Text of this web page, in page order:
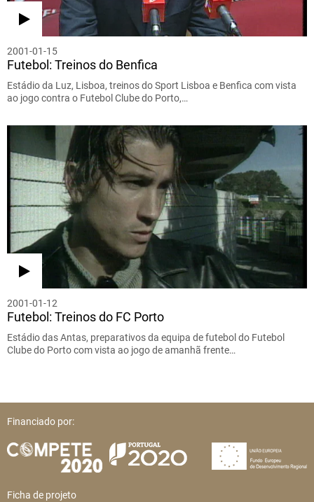
2001-01-15
Futebol: Treinos do Benfica
Estádio da Luz, Lisboa, treinos do Sport Lisboa e Benfica com vista
ao jogo contra o Futebol Clube do Porto,…
2001-01-12
Futebol: Treinos do FC Porto
Estádio das Antas, preparativos da equipa de futebol do Futebol
Clube do Porto com vista ao jogo de amanhã frente…
Financiado por:
Ficha de projeto